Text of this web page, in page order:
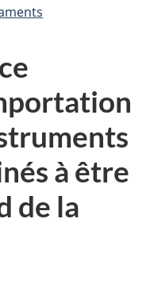
à être
de la